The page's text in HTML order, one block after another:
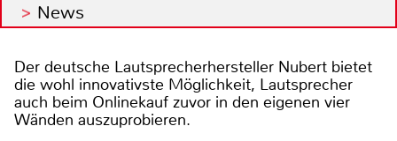
News
Der deutsche Lautsprecherhersteller Nubert bietet
die wohl innovativste Möglichkeit, Lautsprecher
auch beim Onlinekauf zuvor in den eigenen vier
Wänden auszuprobieren.